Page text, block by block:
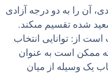
آن را به دو درجه آزادى
شده تقسیم مى‏کند.
از: توانایى انتخاب
ممکن است به عنوان
یک وسیله از میان